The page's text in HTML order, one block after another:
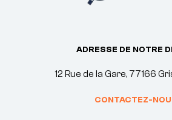
ADRESSE DE NOTRE
12 Rue de la Gare, 77166
CONTACTEZ-